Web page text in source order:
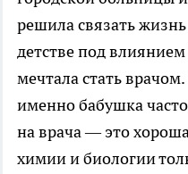
решила связать
детстве под
мечтала стать
именно бабушка
на врача — это
химии и биологии